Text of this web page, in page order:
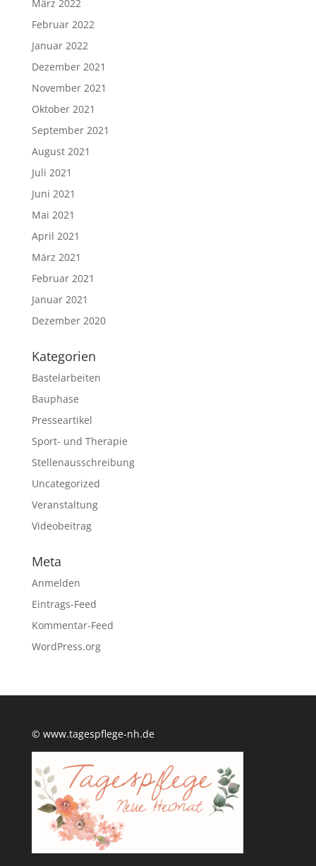
März 2022
Februar 2022
Januar 2022
Dezember 2021
November 2021
Oktober 2021
September 2021
August 2021
Juli 2021
Juni 2021
Mai 2021
April 2021
März 2021
Februar 2021
Januar 2021
Dezember 2020
Kategorien
Bastelarbeiten
Bauphase
Presseartikel
Sport- und Therapie
Stellenausschreibung
Uncategorized
Veranstaltung
Videobeitrag
Meta
Anmelden
Eintrags-Feed
Kommentar-Feed
WordPress.org
© www.tagespflege-nh.de